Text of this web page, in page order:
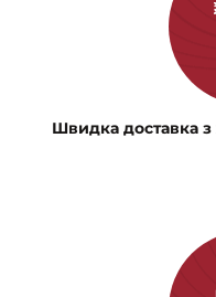
Швидка доставка з